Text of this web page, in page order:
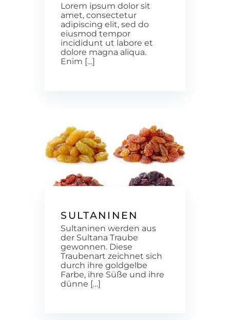
Lorem ipsum dolor sit
amet, consectetur
adipiscing elit, sed do
eiusmod tempor
incididunt ut labore et
dolore magna aliqua.
Enim […]
SULTANINEN
Sultaninen werden aus
der Sultana Traube
gewonnen. Diese
Traubenart zeichnet sich
durch ihre goldgelbe
Farbe, ihre Süße und ihre
dünne […]